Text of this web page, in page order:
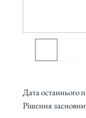
Дата останнього
Рішення